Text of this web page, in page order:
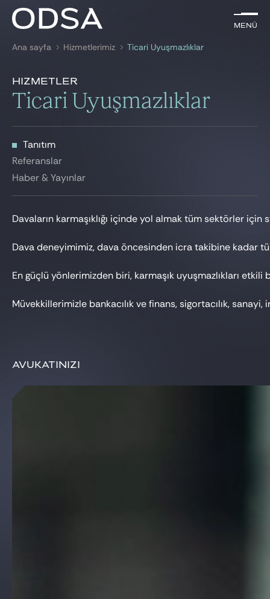
Menü
ile aramaanahtar kelime
Menü
AVUKATLARIMIZ
HİZMETLERİMİZ
HABER & YAYINLAR
BIZE KATILIN
Ana sayfa Hizmetlerimiz Ticari Uyuşmazlıklar
Hizmetler
Ticari Uyuşmazlıklar
Tanıtım
Tanıtım
Referanslar
Haber & Yayınlar
Tanıtım
Referanslar
Haber & Yayınlar
Davaların karmaşıklığı içinde yol almak tüm sektörler
Dava deneyimimiz, dava öncesinden icra takibine kadar
En güçlü yönlerimizden biri, karmaşık uyuşmazlıkları
Müvekkillerimizle bankacılık ve finans, sigortacılık,
AvukatInIzI